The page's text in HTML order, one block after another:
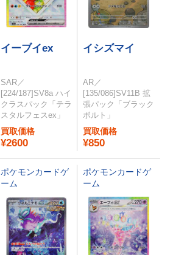
イーブイex
SAR／
[224/187]SV8a ハイ
クラスパック「テラ
スタルフェスex」
買取価格
¥2600
イシズマイ
AR／
[135/086]SV11B 拡
張パック「ブラック
ボルト」
買取価格
¥850
ポケモンカードゲ
ーム
ポケモンカードゲ
ーム